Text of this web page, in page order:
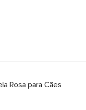
Rosa para Cães